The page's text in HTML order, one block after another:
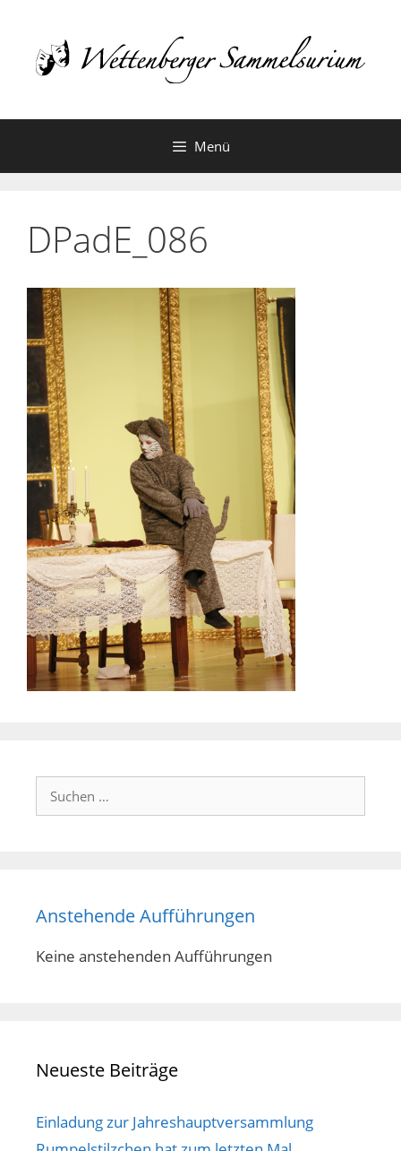
springen
Menü
DPadE_086
Suchen
nach:
Anstehende Aufführungen
Keine anstehenden Aufführungen
Neueste Beiträge
Einladung zur Jahreshauptversammlung